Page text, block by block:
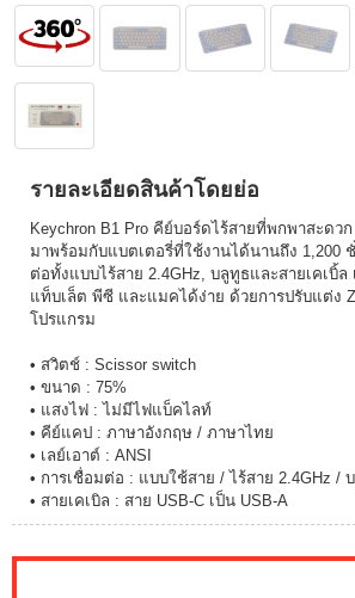
รายละเอียดสินค้าโดยย่อ
Keychron B1 Pro คีย์บอร์ดไร้สายที่พกพาสะดว
มาพร้อมกับแบตเตอรี่ที่ใช้งานได้นานถึง 1,200
ต่อทั้งแบบไร้สาย 2.4GHz, บลูทูธและสายเคเบิ้
แท็บเล็ต พีซี และแมคได้ง่าย ด้วยการปรับแต่ง
โปรแกรม
• สวิตช์ : Scissor switch
• ขนาด : 75%
• แสงไฟ : ไม่มีไฟแบ็คไลท์
• คีย์แคป : ภาษาอังกฤษ / ภาษาไทย
• เลย์เอาต์ : ANSI
• การเชื่อมต่อ : แบบใช้สาย / ไร้สาย 2.4GHz /
• สายเคเบิล : สาย USB-C เป็น USB-A